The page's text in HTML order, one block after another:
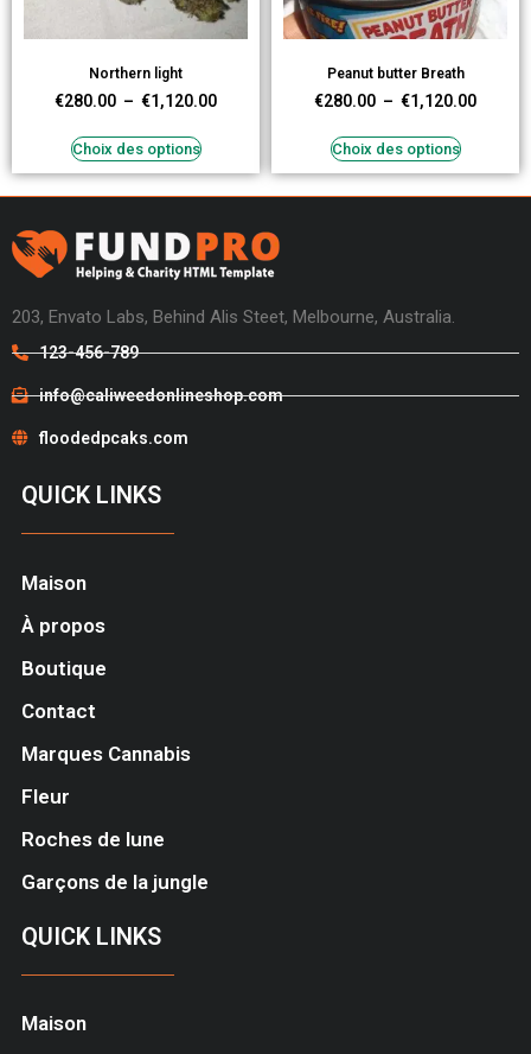
Northern light
€280.00 – €1,120.00
Choix des options
Peanut butter Breath
€280.00 – €1,120.00
Choix des options
203, Envato Labs, Behind Alis Steet, Melbourne, Australia.
123-456-789
info@caliweedonlineshop.com
floodedpcaks.com
QUICK LINKS
Maison
À propos
Boutique
Contact
Marques Cannabis
Fleur
Roches de lune
Garçons de la jungle
QUICK LINKS
Maison